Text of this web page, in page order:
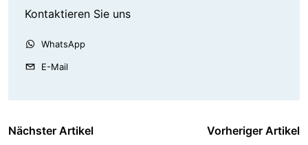
Kontaktieren Sie uns
WhatsApp
E-Mail
Nächster Artikel Vorheriger Artikel